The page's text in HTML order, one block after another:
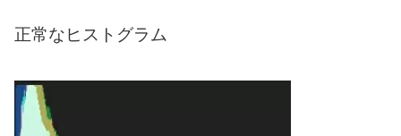
正常なヒストグラム